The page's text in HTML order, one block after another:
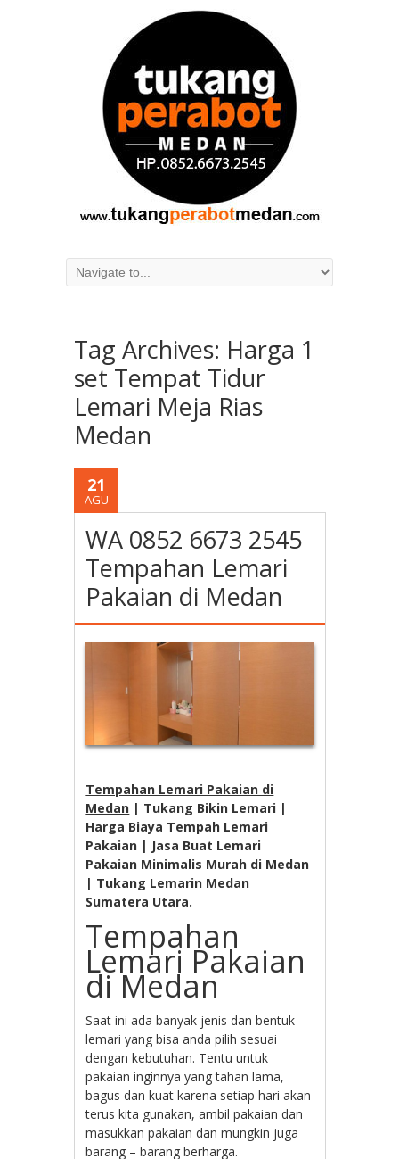
Tag Archives: Harga 1
set Tempat Tidur
Lemari Meja Rias
Medan
21
AGU
WA 0852 6673 2545
Tempahan Lemari
Pakaian di Medan
Tempahan Lemari Pakaian di
Medan | Tukang Bikin Lemari |
Harga Biaya Tempah Lemari
Pakaian | Jasa Buat Lemari
Pakaian Minimalis Murah di Medan
| Tukang Lemarin Medan
Sumatera Utara.
Tempahan
Lemari Pakaian
di Medan
Saat ini ada banyak jenis dan bentuk
lemari yang bisa anda pilih sesuai
dengan kebutuhan. Tentu untuk
pakaian inginnya yang tahan lama,
bagus dan kuat karena setiap hari akan
terus kita gunakan, ambil pakaian dan
masukkan pakaian dan mungkin juga
barang – barang berharga.